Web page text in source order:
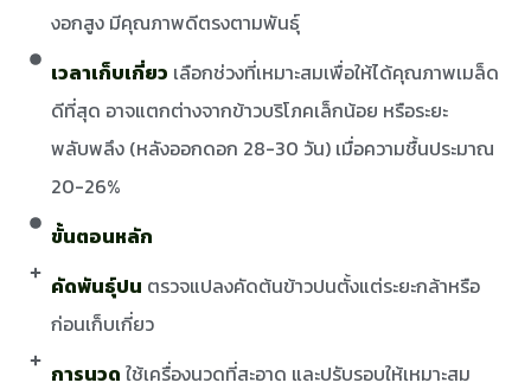
งอกสูง มีคุณภาพดีตรงตามพันธุ์
เวลาเก็บเกี่ยว เลือกช่วงที่เหมาะสมเพื่อให้ได้คุณภาพเมล็ด
ดีที่สุด อาจแตกต่างจากข้าวบริโภคเล็กน้อย หรือระยะ
พลับพลึง (หลังออกดอก 28-30 วัน) เมื่อความชื้นประมาณ
20-26%
ขั้นตอนหลัก
คัดพันธุ์ปน ตรวจแปลงคัดต้นข้าวปนตั้งแต่ระยะกล้าหรือ
ก่อนเก็บเกี่ยว
การนวด ใช้เครื่องนวดที่สะอาด และปรับรอบให้เหมาะสม